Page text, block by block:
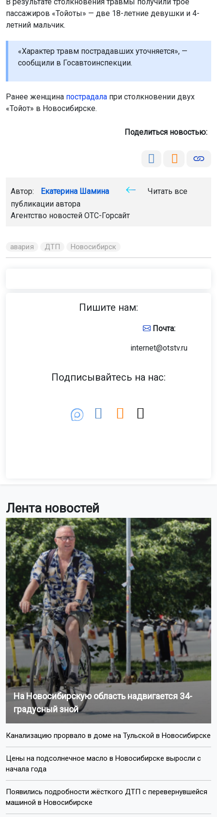
Лента новостей
На Новосибирскую область надвигается 34-
градусный зной
Канализацию прорвало в доме на Тульской в Новосибирске
Цены на подсолнечное масло в Новосибирске выросли с
начала года
Появились подробности жёсткого ДТП с перевернувшейся
машиной в Новосибирске
пассажиров «Тойоты» — две 18-летние девушки и 4-
летний мальчик.
«Характер травм пострадавших уточняется», —
сообщили в Госавтоинспекции.
Ранее женщина пострадала при столкновении двух
«Тойот» в Новосибирске.
Поделиться новостью:
Автор: Екатерина Шамина
Читать все
публикации автора
Агентство новостей ОТС-Горсайт
авария ДТП Новосибирск
Пишите нам:
Почта:
internet@otstv.ru
Подписывайтесь на нас: